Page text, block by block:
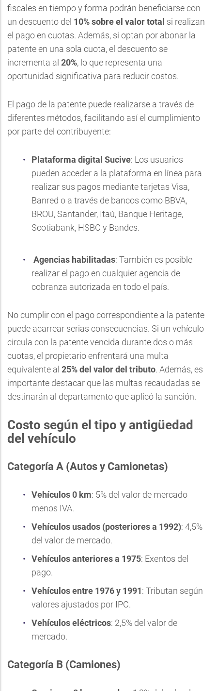
fiscales en tiempo y forma podrán beneficiarse con
un descuento del 10% sobre el valor total si realizan
el pago en cuotas. Además, si optan por abonar la
patente en una sola cuota, el descuento se
incrementa al 20%, lo que representa una
oportunidad significativa para reducir costos.
El pago de la patente puede realizarse a través de
diferentes métodos, facilitando así el cumplimiento
por parte del contribuyente:
Plataforma digital Sucive: Los usuarios
pueden acceder a la plataforma en línea para
realizar sus pagos mediante tarjetas Visa,
Banred o a través de bancos como BBVA,
BROU, Santander, Itaú, Banque Heritage,
Scotiabank, HSBC y Bandes.
Agencias habilitadas: También es posible
realizar el pago en cualquier agencia de
cobranza autorizada en todo el país.
No cumplir con el pago correspondiente a la patente
puede acarrear serias consecuencias. Si un vehículo
circula con la patente vencida durante dos o más
cuotas, el propietario enfrentará una multa
equivalente al 25% del valor del tributo. Además, es
importante destacar que las multas recaudadas se
destinarán al departamento que aplicó la sanción.
Costo según el tipo y antigüedad
del vehículo
Categoría A (Autos y Camionetas)
Vehículos 0 km: 5% del valor de mercado
menos IVA.
Vehículos usados (posteriores a 1992): 4,5%
del valor de mercado.
Vehículos anteriores a 1975: Exentos del
pago.
Vehículos entre 1976 y 1991: Tributan según
valores ajustados por IPC.
Vehículos eléctricos: 2,5% del valor de
mercado.
Categoría B (Camiones)